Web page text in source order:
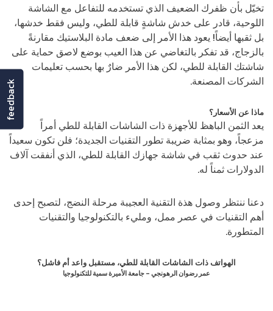
تخيّل بأن ظفرك الضعيف الذي تستخدمه للتفاعل مع الشاشة
اللوحية، قادر على خدش شاشةٍ قابلة للطي، وليس فقط خدشها،
بل ثقبها أيضاً! يعود هذا الأمر إلى ضعف مادة البلاستيك مقارنةً
بالزجاج، قد تفكر بالتغاضي عن هذا العيب بوضع لاصق حماية على
شاشتك القابلة للطي، لكن هذا الأمر ضارٌ بها بحسب تعليمات
الشركات المصنعة.
ماذا عن الأسعار؟
يعد الثمن الباهظ للأجهزة ذات الشاشات القابلة للطي أمراً
مزعجاً، وهو بمثابة ضريبة تطور التقنيات الجديدة؛ فلن تكون سعيداً
عند حدوث ثقب في شاشة جهازك القابلة للطي، الذي أنفقت آلاف
الدولارات ثمناً له.
دعنا ننتظر وصول هذة التقنية العجيبة مرحلة النضج، لتصبح إحدى
أهم التقنيات في عصر ممل، ومليء بالتكنولوجيا والتقنيات
المتطورة.
الهواتف ذات الشاشات القابلة للطي، مستقبل واعد أم فاشل؟
عمر رضوان الرهونجي – جامعة الأميرة سمية للتكنولوجيا
feedback